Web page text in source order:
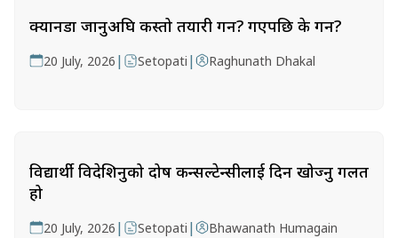
क्यानडा जानुअघि कस्तो तयारी गर्ने? गएपछि के गर्ने?
20 July, 2026 | Setopati | Raghunath Dhakal
विद्यार्थी विदेशिनुको दोष कन्सल्टेन्सीलाई दिन खोज्नु गलत
हो
20 July, 2026 | Setopati | Bhawanath Humagain